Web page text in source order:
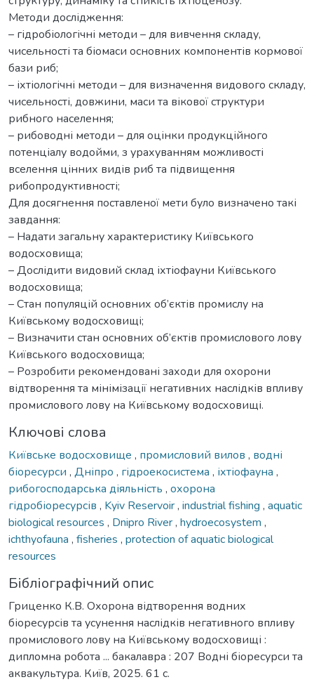
Методи дослідження:
– гідробіологічні методи – для вивчення складу,
чисельності та біомаси основних компонентів кормової
бази риб;
– іхтіологічні методи – для визначення видового складу,
чисельності, довжини, маси та вікової структури
рибного населення;
– рибоводні методи – для оцінки продукційного
потенціалу водойми, з урахуванням можливості
вселення цінних видів риб та підвищення
рибопродуктивності;
Для досягнення поставленої мети було визначено такі
завдання:
– Надати загальну характеристику Київського
водосховища;
– Дослідити видовий склад іхтіофауни Київського
водосховища;
– Стан популяцій основних об’єктів промислу на
Київському водосховищі;
– Визначити стан основних об’єктів промислового лову
Київського водосховища;
– Розробити рекомендовані заходи для охорони
відтворення та мінімізації негативних наслідків впливу
промислового лову на Київському водосховищі.
Ключові слова
Київське водосховище , промисловий вилов , водні
біоресурси , Дніпро , гідроекосистема , іхтіофауна ,
рибогосподарська діяльність , охорона
гідробіоресурсів , Kyiv Reservoir, industrial fishing , aquatic
biological resources , Dnipro River, hydroecosystem ,
ichthyofauna , fisheries , protection of aquatic biological
resources
Бібліографічний опис
Гриценко К.В. Охорона відтворення водних
біоресурсів та усунення наслідків негативного впливу
промислового лову на Київському водосховищі :
дипломна робота ... бакалавра : 207 Водні біоресурси та
аквакультура. Київ, 2025. 61 с.